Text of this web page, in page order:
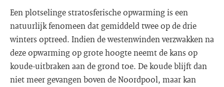
Een plotselinge stratosferische opwarming is een
natuurlijk fenomeen dat gemiddeld twee op de drie
winters optreed. Indien de westenwinden verzwakken na
deze opwarming op grote hoogte neemt de kans op
koude-uitbraken aan de grond toe. De koude blijft dan
niet meer gevangen boven de Noordpool, maar kan